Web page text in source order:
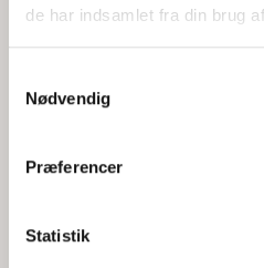
de har indsamlet fra din brug
Nødvendig
Præferencer
Statistik